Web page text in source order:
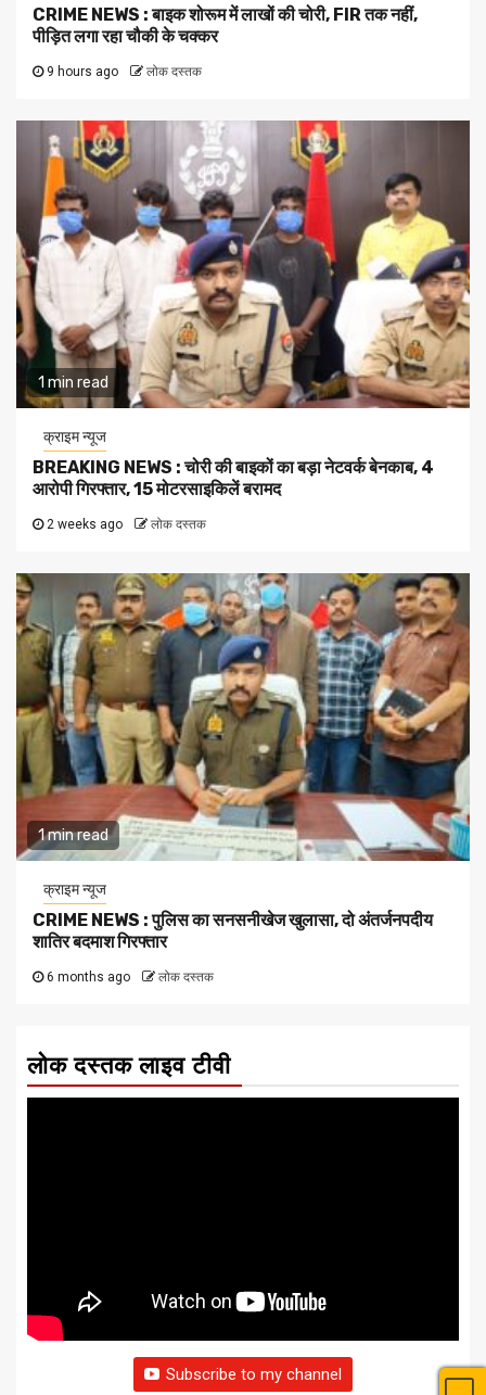
CRIME NEWS : बाइक शोरूम में लाखों की चोरी, FIR तक नहीं,
पीड़ित लगा रहा चौकी के चक्कर
9 hours ago लोक दस्तक
1 min read
क्राइम न्यूज
BREAKING NEWS : चोरी की बाइकों का बड़ा नेटवर्क बेनकाब, 4
आरोपी गिरफ्तार, 15 मोटरसाइकिलें बरामद
2 weeks ago लोक दस्तक
1 min read
क्राइम न्यूज
CRIME NEWS : पुलिस का सनसनीखेज खुलासा, दो अंतर्जनपदीय
शातिर बदमाश गिरफ्तार
6 months ago लोक दस्तक
लोक दस्तक लाइव टीवी
Subscribe to my channel